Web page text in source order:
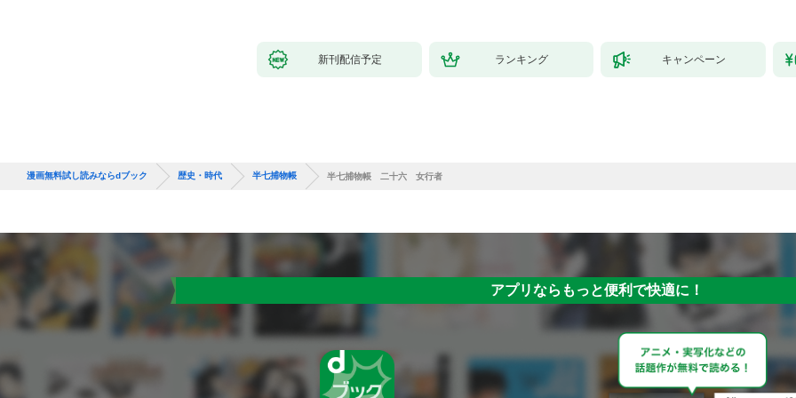
新刊配信予定 ランキング キャンペーン
漫画無料試し読みならdブック 歴史・時代 半七捕物帳 半七捕物帳 二十六 女行者
アプリならもっと便利で快適に！